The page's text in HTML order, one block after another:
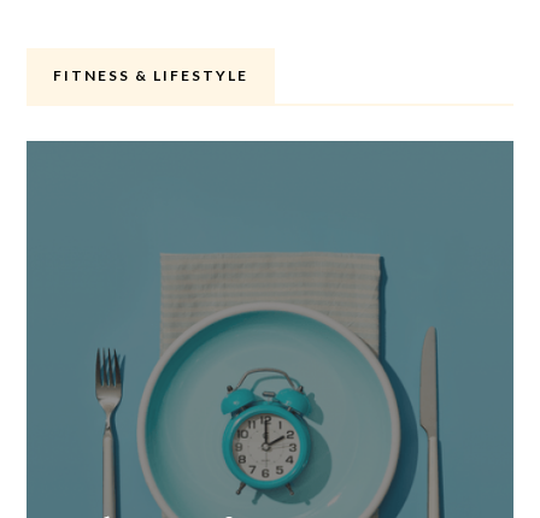
FITNESS & LIFESTYLE